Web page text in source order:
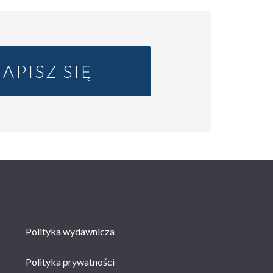
SIĘ
Polityka wydawnicza
Polityka prywatności